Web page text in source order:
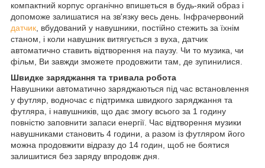
компактний корпус органічно впишеться в будь-який образ і
допоможе залишатися на зв'язку весь день. Інфрачервоний
датчик, вбудований у навушники, постійно стежить за їхнім
станом, і коли навушник витягується з вуха, датчик
автоматично ставить відтворення на паузу. Чи то музика, чи
фільм, Ви завжди зможете продовжити там, де зупинилися.
Швидке заряджання та тривала робота
Навушники автоматично заряджаються під час встановлення
у футляр, водночас є підтримка швидкого заряджання та
футляра, і навушників, що дає змогу всього за 1 годину
повністю заповнити запаси енергії. Час відтворення музики
навушниками становить 4 години, а разом із футляром його
можна продовжити відразу до 14 годин, щоб не боятися
залишитися без заряду впродовж дня.